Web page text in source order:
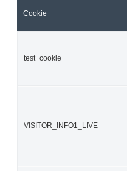
Cookie
test_cookie
VISITOR_INFO1_LIVE